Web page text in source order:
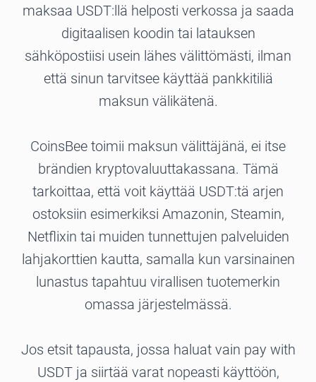
maksaa USDT:llä helposti verkossa ja saada
digitaalisen koodin tai latauksen
sähköpostiisi usein lähes välittömästi, ilman
että sinun tarvitsee käyttää pankkitiliä
maksun välikätenä.
CoinsBee toimii maksun välittäjänä, ei itse
brändien kryptovaluuttakassana. Tämä
tarkoittaa, että voit käyttää USDT:tä arjen
ostoksiin esimerkiksi Amazonin, Steamin,
Netflixin tai muiden tunnettujen palveluiden
lahjakorttien kautta, samalla kun varsinainen
lunastus tapahtuu virallisen tuotemerkin
omassa järjestelmässä.
Jos etsit tapausta, jossa haluat vain pay with
USDT ja siirtää varat nopeasti käyttöön,